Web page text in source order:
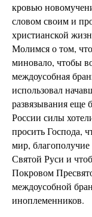
кровью
словом своим и
христианской
Молимся о том,
миновало, чтобы
междоусобная
использовал
развязывания
России силы
просить Господа,
мир, благополучие
Святой Руси и
Покровом
междоусобной
иноплеменников.